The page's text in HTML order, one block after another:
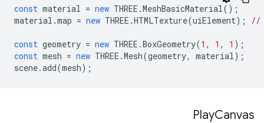
const material = new THREE .MeshBasicMaterial();
material .map = new THREE .HTMLTexture(uiElement); //
const geometry = new THREE .BoxGeometry(1 , 1 , 1 );
const mesh = new THREE .Mesh(geometry, material);
scene.add(mesh);
PlayCanvas